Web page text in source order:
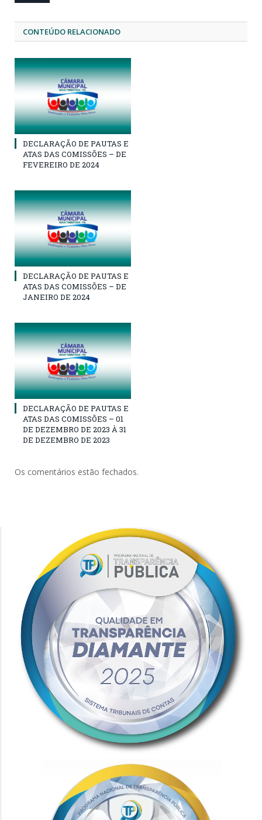
CONTEÚDO RELACIONADO
DECLARAÇÃO DE PAUTAS E
ATAS DAS COMISSÕES – DE
FEVEREIRO DE 2024
DECLARAÇÃO DE PAUTAS E
ATAS DAS COMISSÕES – DE
JANEIRO DE 2024
DECLARAÇÃO DE PAUTAS E
ATAS DAS COMISSÕES – 01
DE DEZEMBRO DE 2023 À 31
DE DEZEMBRO DE 2023
Os comentários estão fechados.